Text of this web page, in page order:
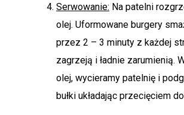
Serwowanie: Na patelni
olej. Uformowane burgery
przez 2 – 3 minuty z każdej
zagrzeją i ładnie zarumienią.
olej, wycieramy patelnię i
bułki układając przecięciem